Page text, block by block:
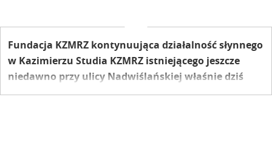
Fundacja KZMRZ kontynuująca działalność słynnego
w Kazimierzu Studia KZMRZ istniejącego jeszcze
niedawno przy ulicy Nadwiślańskiej właśnie dziś
otwiera swoją nową siedzibę przy ulicy Tyszkiewicza.